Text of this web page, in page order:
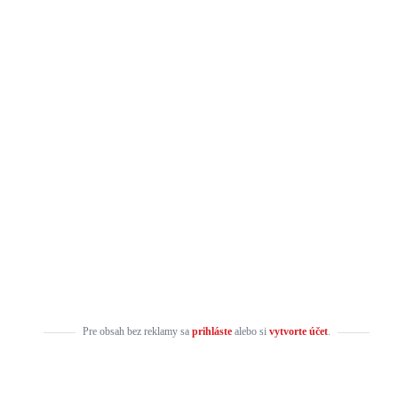
Pre obsah bez reklamy sa prihlástealebo si vytvorte účet.